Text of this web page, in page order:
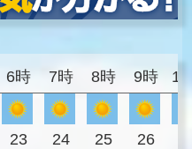
6時 7時 8時 9時
23 24 25 26